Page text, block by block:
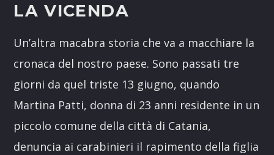
LA VICENDA
Un’altra macabra storia che va a macchiare la
cronaca del nostro paese. Sono passati tre
giorni da quel triste 13 giugno, quando
Martina Patti, donna di 23 anni residente in un
piccolo comune della città di Catania,
denuncia ai carabinieri il rapimento della figlia